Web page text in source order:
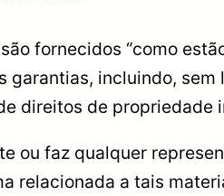
fornecidos “como
garantias, incluindo,
direitos de
ou faz qualquer
relacionada a tais